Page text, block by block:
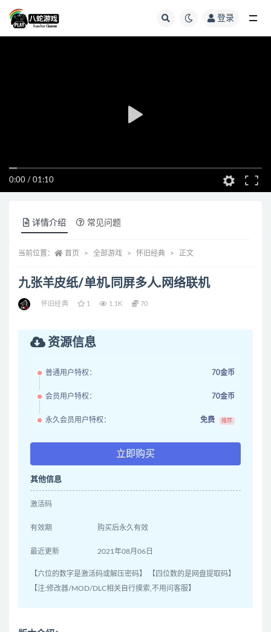
登录
0:00 / 01:10
详情介绍 常见问题
当前位置： 首页 全部游戏 怀旧经典 正文
九张羊皮纸/单机.同屏多人.网络联机
怀旧经典 1 1.1K 70
资源信息
普通用户特权： 70金币
会员用户特权： 70金币
永久会员用户特权： 免费 推荐
立即购买
其他信息
激活码
有效期 购买后永久有效
最近更新 2021年08月06日
【六位的数字是激活码或解压密码】 【四位数的是网盘提取码】
【注:修改器/MOD/DLC相关自行摸索,不用问客服】